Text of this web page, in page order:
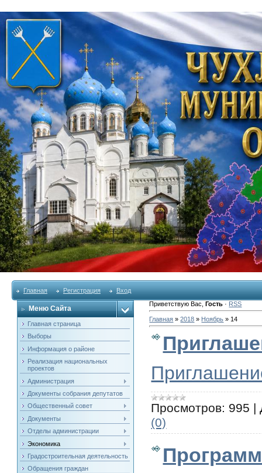
Главная Регистрация Вход
Меню Сайта
Главная страница
Выборы
Информация о районе
Реализация национальных
проектов
Администрация
Документы собрания депутатов
Общественный совет
Документы
Отделы администрации
Экономика
Градостроительная деятельность
Обращения граждан
Приветствую Вас ,Гость · RSS
Главная »2018 » Ноябрь » 14
Просмотров: 995 |
(0)